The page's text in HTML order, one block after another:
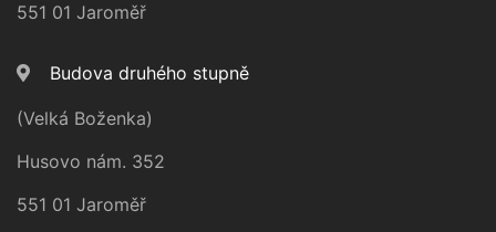
551 01 Jaroměř
Budova druhého stupně
(Velká Boženka)
Husovo nám. 352
551 01 Jaroměř